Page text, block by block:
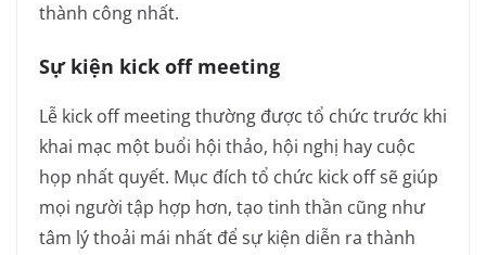
thành công nhất.
Sự kiện kick off meeting
Lễ kick off meeting thường được tổ chức trước khi
khai mạc một buổi hội thảo, hội nghị hay cuộc
họp nhất quyết. Mục đích tổ chức kick off sẽ giúp
mọi người tập hợp hơn, tạo tinh thần cũng như
tâm lý thoải mái nhất để sự kiện diễn ra thành